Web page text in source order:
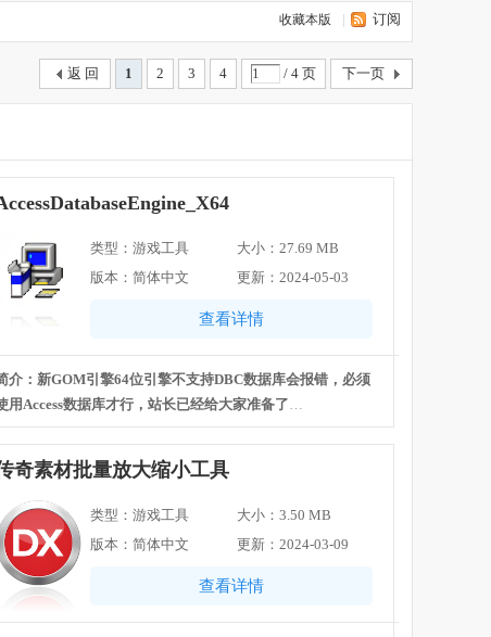
收藏本版 | 订阅
1 2 3 4 / 4 页 下一页
返 回
类型：游戏工具
大小：27.69 MB
版本：简体中文
更新：2024-05-03
查看详情
介：新GOM引擎64位引擎不支持DBC数据库会报错，必须
用Access数据库才行，站长已经给大家准备了
工具，需要的GM自行下载默认即
奇素材批量放大缩小工具
类型：游戏工具
大小：3.50 MB
版本：简体中文
更新：2024-03-09
查看详情